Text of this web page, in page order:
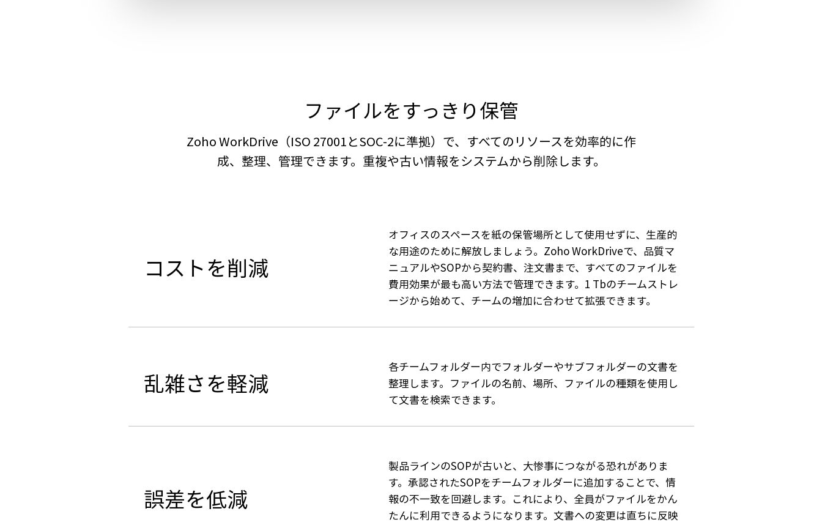
ファイルをすっきり保管
Zoho WorkDrive（ISO 27001とSOC-2に準拠）で、すべてのリソースを効率的に作
成、整理、管理できます。重複や古い情報をシステムから削除します。
コストを削減
オフィスのスペースを紙の保管場所として使用せずに、生産的
な用途のために解放しましょう。Zoho WorkDriveで、品質マ
ニュアルやSOPから契約書、注文書まで、すべてのファイルを
費用効果が最も高い方法で管理できます。1 Tbのチームストレ
ージから始めて、チームの増加に合わせて拡張できます。
乱雑さを軽減
各チームフォルダー内でフォルダーやサブフォルダーの文書を
整理します。ファイルの名前、場所、ファイルの種類を使用し
て文書を検索できます。
誤差を低減
製品ラインのSOPが古いと、大惨事につながる恐れがありま
す。承認されたSOPをチームフォルダーに追加することで、情
報の不一致を回避します。これにより、全員がファイルをかん
たんに利用できるようになります。文書への変更は直ちに反映